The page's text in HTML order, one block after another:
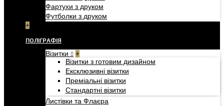
Фартухи з друком
Футболки з друком
+
ПОЛІГРАФІЯ
Візитки +
Візитки з готовим дизайном
Ексклюзивні візитки
Преміальні візитки
Стандартні візитки
Листівки та Флаєра